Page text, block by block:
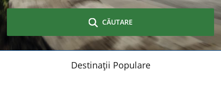
CĂUTARE
Destinații Populare